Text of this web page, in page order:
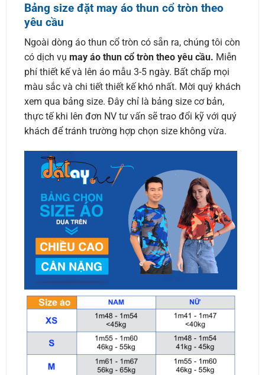
Bảng size đặt may áo thun cổ tròn theo
yêu cầu
Ngoài dòng áo thun cổ tròn có sẵn ra, chúng tôi còn
có dịch vụ may áo thun cổ tròn theo yêu cầu. Miễn
phí thiết kế và lên áo mẫu 3-5 ngày. Bất chấp mọi
màu sắc và chi tiết thiết kế khó nhất. Mời quý khách
xem qua bảng size. Đây chỉ là bảng size cơ bản,
thực tế khi lên đơn NV tư vấn sẽ trao đổi kỹ với quý
khách để tránh trường hợp chọn size không vừa.